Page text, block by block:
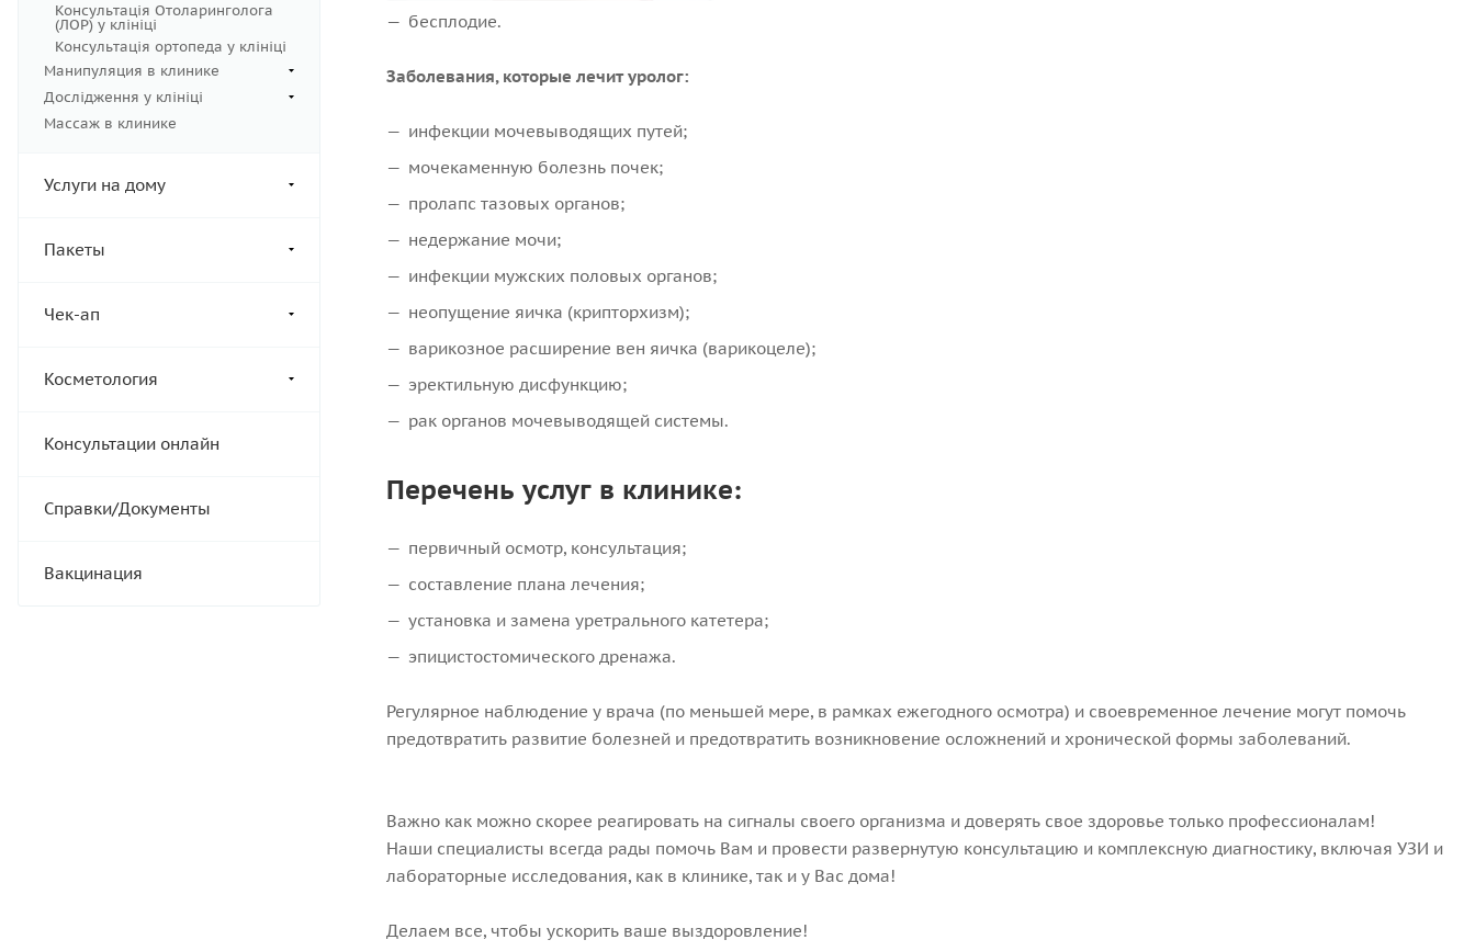
Консультація Отоларинголога
(ЛОР) у клініці
Консультація ортопеда у клініці
Манипуляция в клинике
Дослідження у клініці
Массаж в клинике
Услуги на дому
Пакеты
Чек-ап
Косметология
Консультации онлайн
Справки/Документы
Вакцинация
бесплодие.
Заболевания, которые лечит уролог:
инфекции мочевыводящих путей;
мочекаменную болезнь почек;
пролапс тазовых органов;
недержание мочи;
инфекции мужских половых органов;
неопущение яичка (крипторхизм);
варикозное расширение вен яичка (варикоцеле);
эректильную дисфункцию;
рак органов мочевыводящей системы.
Перечень услуг в клинике:
первичный осмотр, консультация;
составление плана лечения;
установка и замена уретрального катетера;
эпицистостомического дренажа.
Регулярное наблюдение у врача (по меньшей мере, в рамках ежегодного осмотра) и своевременное лечение могут помочь
предотвратить развитие болезней и предотвратить возникновение осложнений и хронической формы заболеваний.
Важно как можно скорее реагировать на сигналы своего организма и доверять свое здоровье только профессионалам!
Наши специалисты всегда рады помочь Вам и провести развернутую консультацию и комплексную диагностику, включая УЗИ и
лабораторные исследования, как в клинике, так и у Вас дома!
Делаем все, чтобы ускорить ваше выздоровление!